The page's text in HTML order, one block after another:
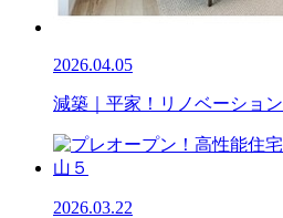
2026.04.05
減築｜平家！リノベーショ
2026.03.22